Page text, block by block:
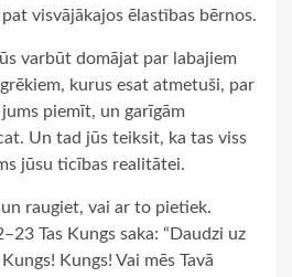
visvājākajos ēlastības bērnos.
varbūt domājat par labajiem
kurus esat atmetuši, par
piemīt, un garīgām
Un tad jūs teiksit, ka tas viss
jūsu ticības realitātei.
raugiet, vai ar to pietiek.
Tas Kungs saka: “Daudzi uz
Kungs! Vai mēs Tavā